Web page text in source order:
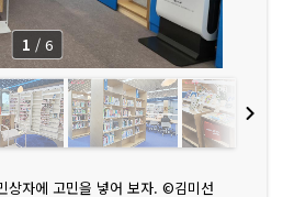
상자에 고민을 넣어 보자. ©김미선
1 / 6